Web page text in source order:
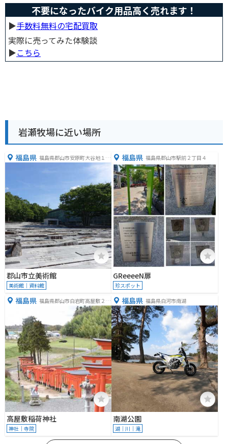
不要になったバイク用品高く売れます！
▶︎手数料無料の宅配買取
実際に売ってみた体験談
▶︎こちら
岩瀬牧場に近い場所
福島県 福島県郡山市安原町大谷地１３
郡山市立美術館
美術館｜資料館
福島県 福島県郡山市駅前２丁目４
GReeeeN扉
珍スポット
福島県 福島県郡山市白岩町高屋敷２８
高屋敷稲荷神社
神社｜寺院
福島県 福島県白河市南湖
南湖公園
湖｜川｜滝